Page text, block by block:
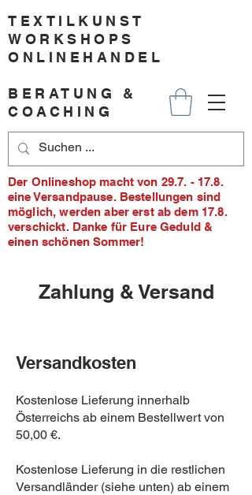
TEXTILKUNST
WORKSHOPS
ONLINEHANDEL
BERATUNG &
COACHING
Der Onlineshop macht von 29.7. - 17.8.
eine Versandpause. Bestellungen sind
möglich, werden aber erst ab dem 17.8.
verschickt. Danke für Eure Geduld &
einen schönen Sommer!
Zahlung & Versand
Versandkosten
Kostenlose Lieferung innerhalb
Österreichs ab einem Bestellwert von
50,00 €.
Kostenlose Lieferung in die restlichen
Versandländer (siehe unten) ab einem